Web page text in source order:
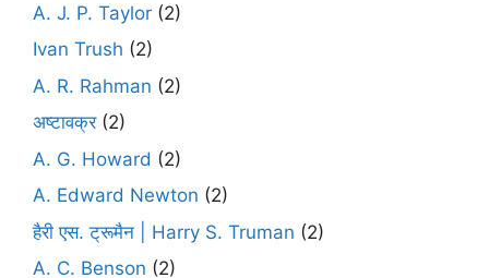
A. J. P. Taylor (2)
Ivan Trush (2)
A. R. Rahman (2)
अष्टावक्र(2)
A. G. Howard (2)
A. Edward Newton (2)
हैरी एस. ट्रूमैन | Harry S. Truman (2)
A. C. Benson (2)